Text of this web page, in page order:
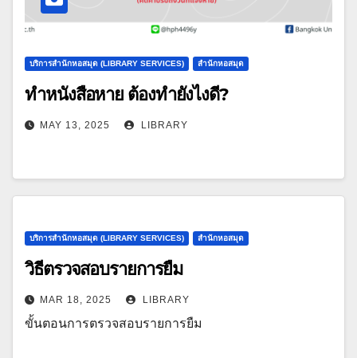
บริการสำนักหอสมุด (LIBRARY SERVICES) สำนักหอสมุด
ทำหนังสือหาย ต้องทำยังไงดี?
MAY 13, 2025 LIBRARY
บริการสำนักหอสมุด (LIBRARY SERVICES) สำนักหอสมุด
วิธีตรวจสอบรายการยืม
MAR 18, 2025 LIBRARY
ขั้นตอนการตรวจสอบรายการยืม